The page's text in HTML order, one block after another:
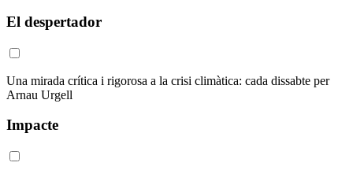
El despertador
Una mirada crítica i rigorosa a la crisi climàtica: cada dissabte per
Arnau Urgell
Impacte